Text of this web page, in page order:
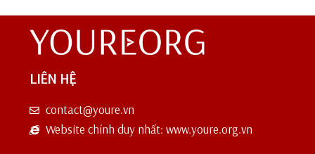
LIÊN HỆ
contact@youre.vn
Website chính duy nhất: www.youre.org.vn